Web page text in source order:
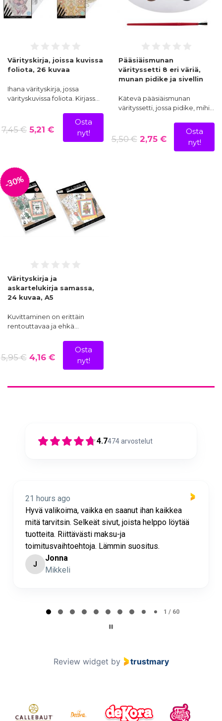
Värityskirja, joissa kuvissa
foliota, 26 kuvaa
Ihana värityskirja, jossa
värityskuvissa foliota. Kirjass…
7,45 € 5,21 €
Osta
nyt!
Pääsiäismunan
värityssetti 8 eri väriä,
munan pidike ja sivellin
Kätevä pääsiäismunan
värityssetti, jossa pidike, mihi…
5,50 €2,75 €
Osta
nyt!
-30%
Värityskirja ja
askartelukirja samassa,
24 kuvaa, A5
Kuvittaminen on erittäin
rentouttavaa ja ehkä…
5,95 €4,16 €
Osta
nyt!
4.7474arvostelut
vaikka en saanut ihan kaikkea
Selkeät sivut, joista helppo löytää
maksu-ja
Lämmin suositus.
1 day ago
Nettisivuilta
prinsessan
2 / 60
Review widget by trustmary